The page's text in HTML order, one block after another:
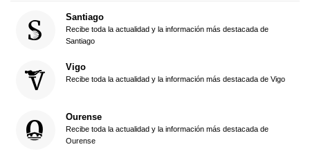
Santiago
Recibe toda la actualidad y la información más destacada de
Santiago
Vigo
Recibe toda la actualidad y la información más destacada de Vigo
Ourense
Recibe toda la actualidad y la información más destacada de
Ourense